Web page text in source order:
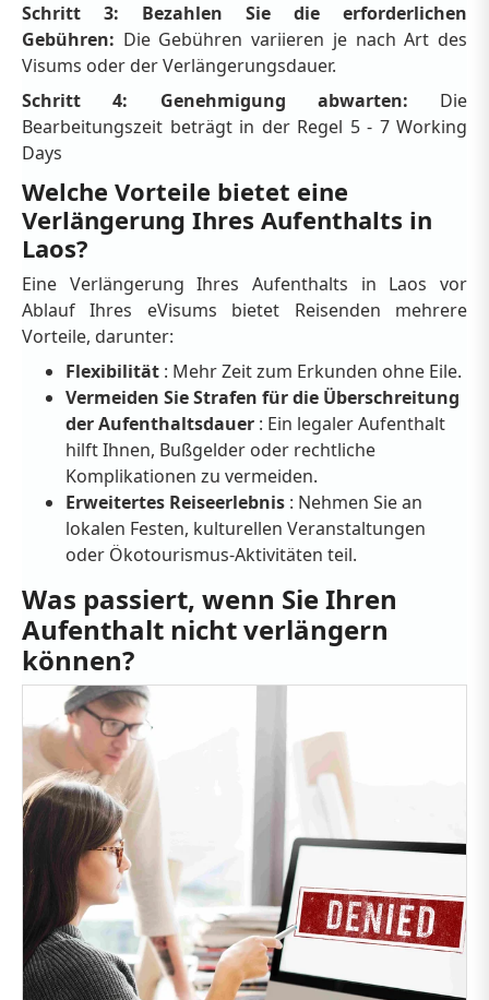
Schritt 3: Bezahlen Sie die erforderlichen
Gebühren: Die Gebühren variieren je nach Art des
Visums oder der Verlängerungsdauer.
Schritt 4: Genehmigung abwarten: Die
Bearbeitungszeit beträgt in der Regel 5 - 7 Working
Days
Welche Vorteile bietet eine
Verlängerung Ihres Aufenthalts in
Laos?
Eine Verlängerung Ihres Aufenthalts in Laos vor
Ablauf Ihres eVisums bietet Reisenden mehrere
Vorteile, darunter:
Flexibilität : Mehr Zeit zum Erkunden ohne Eile.
Vermeiden Sie Strafen für die Überschreitung
der Aufenthaltsdauer : Ein legaler Aufenthalt
hilft Ihnen, Bußgelder oder rechtliche
Komplikationen zu vermeiden.
Erweitertes Reiseerlebnis : Nehmen Sie an
lokalen Festen, kulturellen Veranstaltungen
oder Ökotourismus-Aktivitäten teil.
Was passiert, wenn Sie Ihren
Aufenthalt nicht verlängern
können?